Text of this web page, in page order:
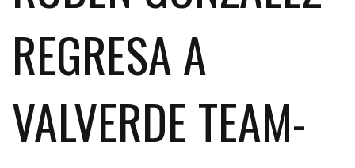
REGRESA A
VALVERDE TEAM-